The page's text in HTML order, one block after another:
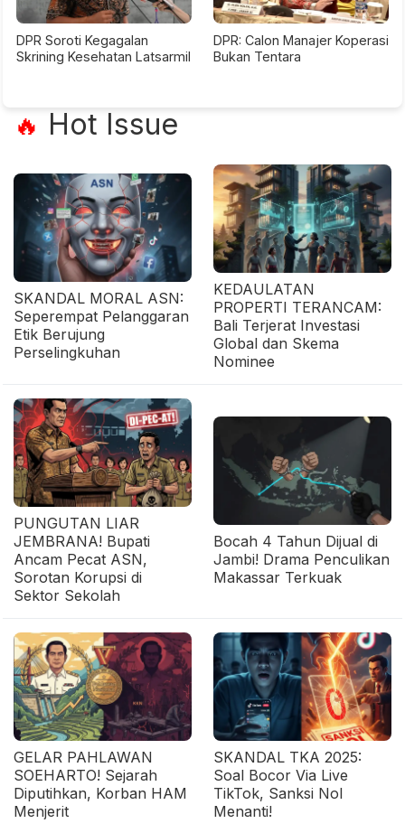
DPR Soroti Kegagalan
Skrining Kesehatan Latsarmil
DPR: Calon Manajer Koperasi
Bukan Tentara
🔥 Hot Issue
SKANDAL MORAL ASN:
Seperempat Pelanggaran
Etik Berujung
Perselingkuhan
KEDAULATAN
PROPERTI TERANCAM:
Bali Terjerat Investasi
Global dan Skema
Nominee
PUNGUTAN LIAR
JEMBRANA! Bupati
Ancam Pecat ASN,
Sorotan Korupsi di
Sektor Sekolah
Bocah 4 Tahun Dijual di
Jambi! Drama Penculikan
Makassar Terkuak
GELAR PAHLAWAN
SOEHARTO! Sejarah
Diputihkan, Korban HAM
Menjerit
SKANDAL TKA 2025:
Soal Bocor Via Live
TikTok, Sanksi Nol
Menanti!